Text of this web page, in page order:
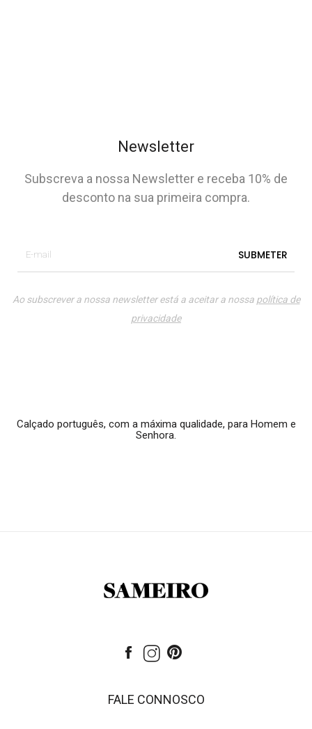
Newsletter
Subscreva a nossa Newsletter e receba 10% de
desconto na sua primeira compra.
Ao subscrever a nossa newsletter está a aceitar a nossa política de
privacidade
Calçado português, com a máxima qualidade, para Homem e
Senhora.
FALE CONNOSCO